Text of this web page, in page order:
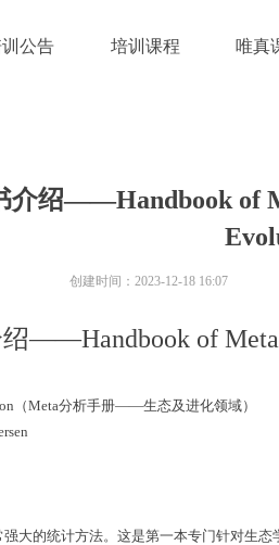
公告 培训课程 唯真
介绍——Handbook of
——Handbook of
（Meta分析手册——生态及进化领域）
大的统计方法。这是第一本专门针对生
创建时间： 2023-12-18 16:07